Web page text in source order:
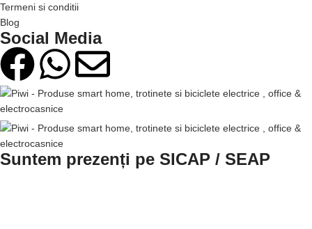
Termeni si conditii
Blog
Social Media
Suntem prezenți pe SICAP / SEAP